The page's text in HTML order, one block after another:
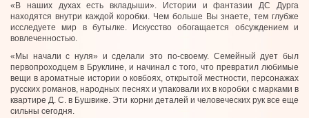
«В наших духах есть вкладыши». Истории и фантазии ДС Дурга
находятся внутри каждой коробки. Чем больше Вы знаете, тем глубже
исследуете мир в бутылке. Искусство обогащается обсуждением и
вовлеченностью.
«Мы начали с нуля» и сделали это по-своему. Семейный дует был
первопроходцем в Бруклине, и начинал с того, что превратил любимые
вещи в ароматные истории о ковбоях, открытой местности, персонажах
русских романов, народных песнях и упаковали их в коробки с марками в
квартире Д. С. в Бушвике. Эти корни деталей и человеческих рук все еще
сильны сегодня.